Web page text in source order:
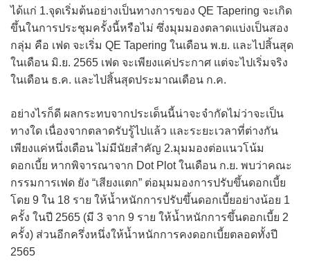
ได้แก่ 1.จุดเริ่มต้นอย่างเป็นทางการของ QE Tapering จะเกิด
ขึ้นในการประชุมครั้งนี้หรือไม่ ซึ่งมุมมองตลาดแบ่งเป็นสอง
กลุ่ม คือ เฟด จะเริ่ม QE Tapering ในเดือน พ.ย. และไปสิ้นสุด
ในเดือน มิ.ย. 2565 เฟด จะเพียงแค่ประกาศ แต่จะไปเริ่มจริง
ในเดือน ธ.ค. และไปสิ้นสุดประมาณเดือน ก.ค.
อย่างไรก็ดี ผลกระทบจากประเด็นนี้น่าจะจำกัดไม่ว่าจะเป็น
ทางใด เนื่องจากตลาดรับรู้ไปแล้ว และระยะเวลาที่ต่างกัน
เพียงแค่หนึ่งเดือน ไม่มีนัยสำคัญ 2.มุมมองต่อแนวโน้ม
ดอกเบี้ย หากพิจารณาจาก Dot Plot ในเดือน ก.ย. พบว่าคณะ
กรรมการเฟด ยัง “เสียงแตก” ต่อมุมมองการปรับขึ้นดอกเบี้ย
โดย 9 ใน 18 ราย ให้น้ำหนักการปรับขึ้นดอกเบี้ยอย่างน้อย 1
ครั้ง ในปี 2565 (มี 3 จาก 9 ราย ให้น้ำหนักการขึ้นดอกเบี้ย 2
ครั้ง) ส่วนอีกครึ่งหนึ่งให้น้ำหนักการคงดอกเบี้ยตลอดทั้งปี
2565